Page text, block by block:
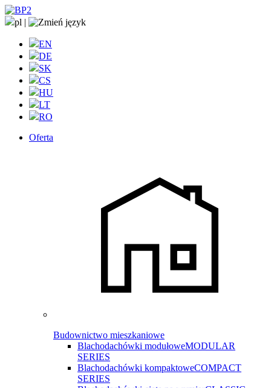
pl |
EN
DE
SK
CS
HU
LT
RO
Oferta
Budownictwo mieszkaniowe
Blachodachówki modułoweMODULAR
SERIES
Blachodachówki kompaktoweCOMPACT
SERIES